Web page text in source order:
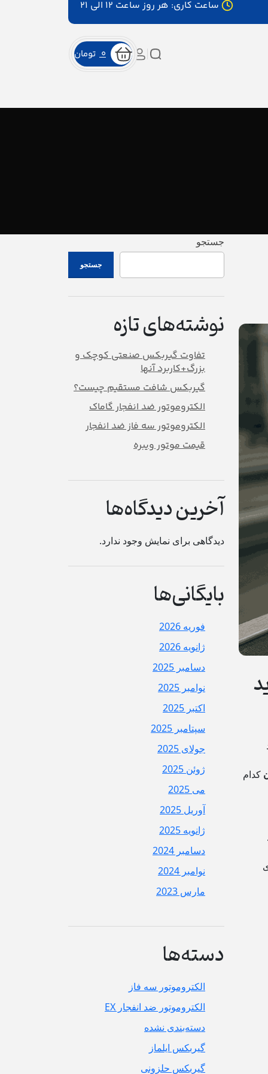
ساعت کاری: هر روز ساعت ۱۲ الی ۲۱
0 تومان
کدام
جستجو
جستجو
نوشته‌های تازه
تفاوت گیربکس صنعتی کوچک و
بزرگ+کاربرد آنها
گیربکس شافت مستقیم چیست؟
الکتروموتور ضد انفجار گاماک
الکتروموتور سه فاز ضد انفجار
قیمت موتور ویبره
آخرین دیدگاه‌ها
دیدگاهی برای نمایش وجود ندارد.
بایگانی‌ها
فوریه 2026
ژانویه 2026
دسامبر 2025
نوامبر 2025
اکتبر 2025
سپتامبر 2025
جولای 2025
ژوئن 2025
می 2025
آوریل 2025
ژانویه 2025
دسامبر 2024
نوامبر 2024
مارس 2023
دسته‌ها
الکتروموتور سه فاز
الکتروموتور ضد انفجار EX
دسته‌بندی نشده
گیربکس ایلماز
گیربکس حلزونی